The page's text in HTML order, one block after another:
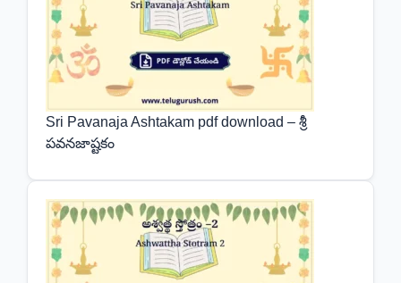
Sri Pavanaja Ashtakam pdf download – శ్రీ
పవనజాష్టకం